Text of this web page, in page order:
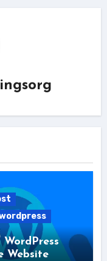
Website